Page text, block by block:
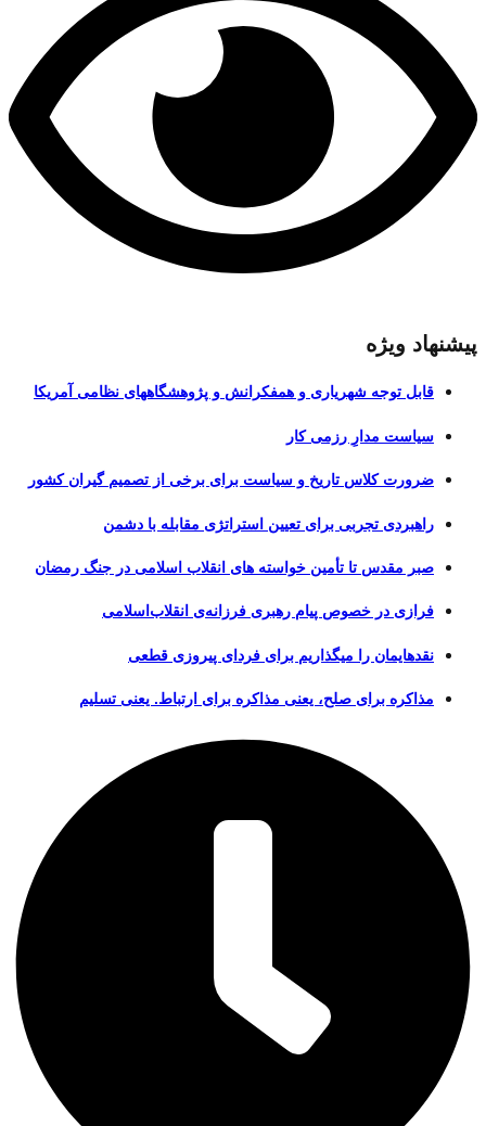
پیشنهاد ویژه
قابل توجه شهریاری و همفکرانش و پژوهشگاههای نظامی آمریکا
سیاست مدارِ رزمی کار
ضرورت کلاس تاریخ و سیاست برای برخی از تصمیم گیران کشور
راهبردی تجربی برای تعیین استراتژی مقابله با دشمن
صبر مقدس تا تأمین خواسته های انقلاب اسلامی در جنگ رمضان
فرازی در خصوص پیام رهبری فرزانه‌ی انقلاب‌اسلامی
نقدهایمان را میگذاریم برای فردای پیروزی قطعی
مذاکره برای صلح، یعنی مذاکره برای ارتباط. یعنی تسلیم